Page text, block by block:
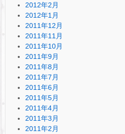
2012年2月
2012年1月
2011年12月
2011年11月
2011年10月
2011年9月
2011年8月
2011年7月
2011年6月
2011年5月
2011年4月
2011年3月
2011年2月